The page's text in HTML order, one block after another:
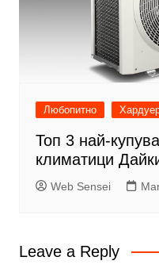
Любопитно
Топ 3 най-
климатици
Web Sensei
Leave a Reply